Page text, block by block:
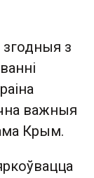
з
важныя
Крым.